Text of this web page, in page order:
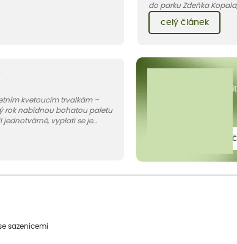
článku vám poradíme, jak na
do parku Zdeňka
nim pár řádků o tom,
celý článek
kvetoucím trvalkám –
rok nabídnou bohatou paletu
jednotvárně, vyplatí se je
článku vám ukážeme, s
nejlépe ladí.
Lorem ipsum dolor
zobrazit všechny
sazenicemi